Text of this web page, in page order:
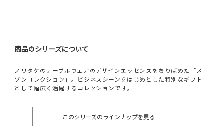
商品のシリーズについて
ノリタケのテーブルウェアのデザインエッセンスをちりばめた「メ
ゾンコレクション」。ビジネスシーンをはじめとした特別なギフト
として幅広く活躍するコレクションです。
このシリーズのラインナップを見る